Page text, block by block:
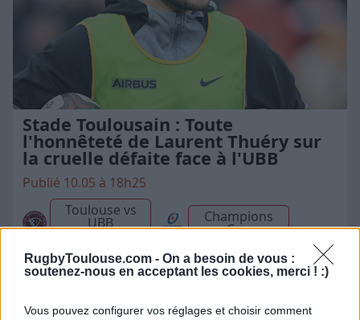
RugbyToulouse.com - On a besoin de vous :
soutenez-nous en acceptant les cookies, merci ! :)
Vous pouvez configurer vos réglages et choisir comment
Stade Toulousain : Toute
l'honnêteté de Laurent Thuéry sur
la cruelle défaite face à l'UBB
Publié 10.05 à 18h25
Toulouse vs
UBB Champions
Cup